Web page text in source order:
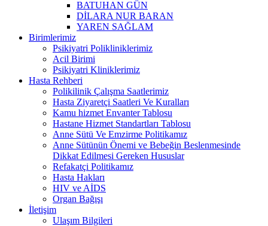
BATUHAN GÜN
DİLARA NUR BARAN
YAREN SAĞLAM
Birimlerimiz
Psikiyatri Polikliniklerimiz
Acil Birimi
Psikiyatri Kliniklerimiz
Hasta Rehberi
Polikilinik Çalışma Saatlerimiz
Hasta Ziyaretçi Saatleri Ve Kuralları
Kamu hizmet Envanter Tablosu
Hastane Hizmet Standartları Tablosu
Anne Sütü Ve Emzirme Politikamız
Anne Sütünün Önemi ve Bebeğin Beslenmesinde
Dikkat Edilmesi Gereken Hususlar
Refakatçi Politikamız
Hasta Hakları
HIV ve AİDS
Organ Bağışı
İletişim
Ulaşım Bilgileri